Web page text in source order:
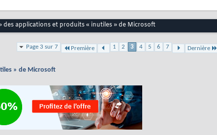
applications et produits « inutiles » de Microsoft
Page 3 sur 7 Première 1 2 3 4 5 6 7 Dernière
» de Microsoft